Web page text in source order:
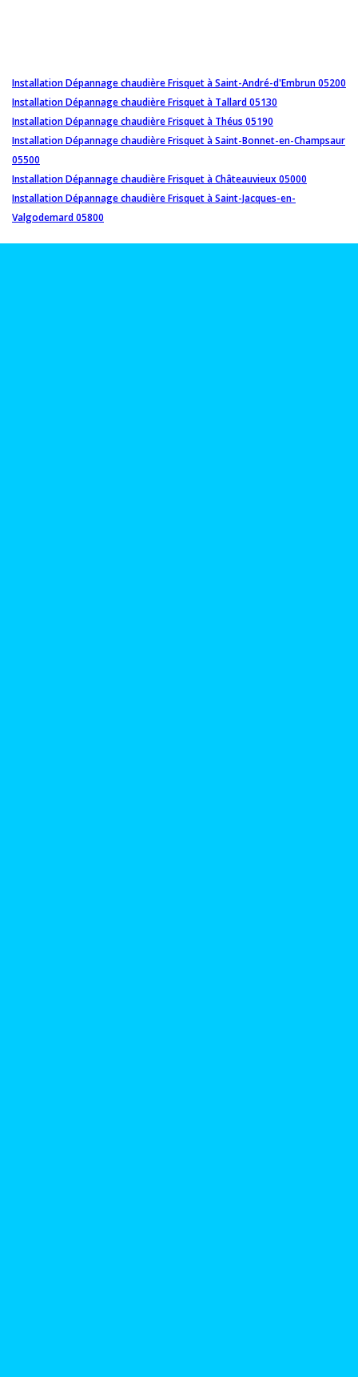
Installation Dépannage chaudière Frisquet à Saint-André-d'Embrun 05200
Installation Dépannage chaudière Frisquet à Tallard 05130
Installation Dépannage chaudière Frisquet à Théus 05190
Installation Dépannage chaudière Frisquet à Saint-Bonnet-en-Champsaur
05500
Installation Dépannage chaudière Frisquet à Châteauvieux 05000
Installation Dépannage chaudière Frisquet à Saint-Jacques-en-
Valgodemard 05800